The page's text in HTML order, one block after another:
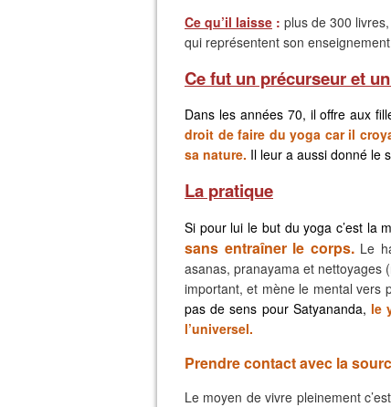
Ce qu’il laisse : plus de 300
qui représentent son
Ce fut un précurseur et
Dans les années 70, il offre aux
droit de faire du yoga car il
sa nature. Il leur a aussi donné le
La pratique
Si pour lui le but du yoga c’est la
sans entraîner le corps.Le
asanas, pranayama et
important, et mène le mental vers
pas de sens pour Satyananda, le
l’universel.
Prendre contact avec la
Le moyen de vivre pleinement